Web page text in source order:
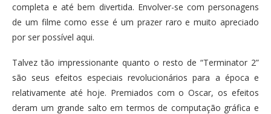
completa e até bem divertida. Envolver-se com personagens
de um filme como esse é um prazer raro e muito apreciado
por ser possível aqui.
Talvez tão impressionante quanto o resto de “Terminator 2”
são seus efeitos especiais revolucionários para a época e
relativamente até hoje. Premiados com o Oscar, os efeitos
deram um grande salto em termos de computação gráfica e